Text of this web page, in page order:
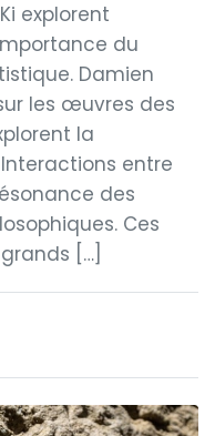
explorent
du
Damien
les œuvres des
la
entre
des
Ces
[…]